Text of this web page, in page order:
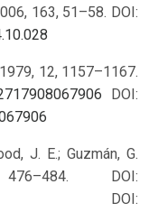
163, 51–58. DOI:
12, 1157–1167.
DOI:
J. E.; Guzmán, G.
DOI:
DOI: